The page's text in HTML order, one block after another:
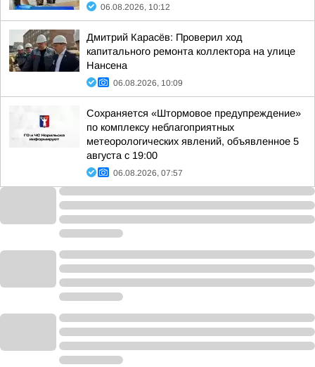
06.08.2026, 10:12
Дмитрий Карасёв: Проверил ход
капитального ремонта коллектора на улице
Нансена
06.08.2026, 10:09
Сохраняется «Штормовое предупреждение»
по комплексу неблагоприятных
метеорологических явлений, объявленное 5
августа с 19:00
06.08.2026, 07:57